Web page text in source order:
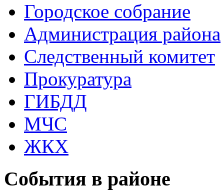
Городское собрание
Администрация района
Следственный комитет
Прокуратура
ГИБДД
МЧС
ЖКХ
События в районе